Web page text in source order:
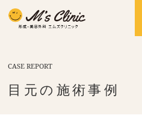
CASE REPORT
目元の施術事例